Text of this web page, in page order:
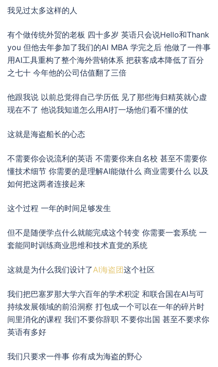
我见过太多这样的人
有个做传统外贸的老板 四十多岁 英语只会说Hello和Thank
you 但他去年参加了我们的AI MBA 学完之后 他做了一件事
用AI工具重构了整个海外营销体系 把获客成本降低了百分
之七十 今年他的公司估值翻了三倍
他跟我说 以前总觉得自己学历低 见了那些海归精英就心虚
现在不了 他说我知道怎么用AI打一场他们看不懂的仗
这就是海盗船长的心态
不需要你会说流利的英语 不需要你来自名校 甚至不需要你
懂技术细节 你需要的是理解AI能做什么 商业需要什么 以及
如何把这两者连接起来
这个过程 一年的时间足够发生
但不是随便学点什么就能完成这个转变 你需要一套系统 一
套能同时训练商业思维和技术直觉的系统
这就是为什么我们设计了AI海盗团这个社区
我们把巴塞罗那大学六百年的学术积淀 和联合国在AI与可
持续发展领域的前沿洞察 打包成一个可以在一年的碎片时
间里消化的课程 我们不要你辞职 不要你出国 甚至不要求你
英语有多好
我们只要求一件事 你有成为海盗的野心